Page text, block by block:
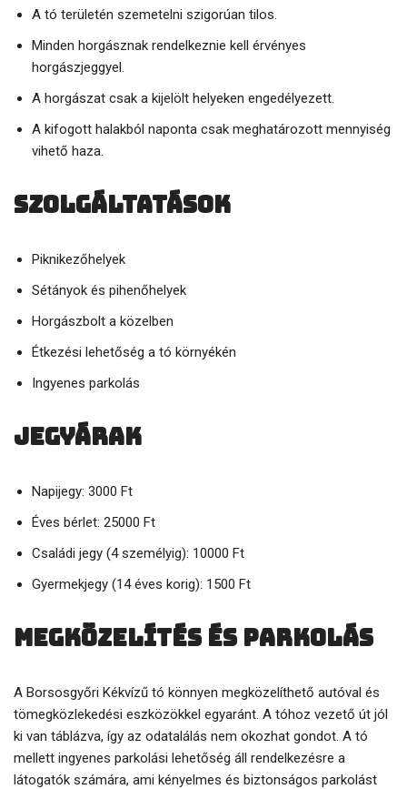
A tó területén szemetelni szigorúan tilos.
Minden horgásznak rendelkeznie kell érvényes
horgászjeggyel.
A horgászat csak a kijelölt helyeken engedélyezett.
A kifogott halakból naponta csak meghatározott mennyiség
vihető haza.
Szolgáltatások
Piknikezőhelyek
Sétányok és pihenőhelyek
Horgászbolt a közelben
Étkezési lehetőség a tó környékén
Ingyenes parkolás
Jegyárak
Napijegy: 3000 Ft
Éves bérlet: 25000 Ft
Családi jegy (4 személyig): 10000 Ft
Gyermekjegy (14 éves korig): 1500 Ft
Megközelítés és parkolás
A Borsosgyőri Kékvízű tó könnyen megközelíthető autóval és
tömegközlekedési eszközökkel egyaránt. A tóhoz vezető út jól
ki van táblázva, így az odatalálás nem okozhat gondot. A tó
mellett ingyenes parkolási lehetőség áll rendelkezésre a
látogatók számára, ami kényelmes és biztonságos parkolást